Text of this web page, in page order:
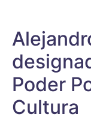
Poder
Cultura